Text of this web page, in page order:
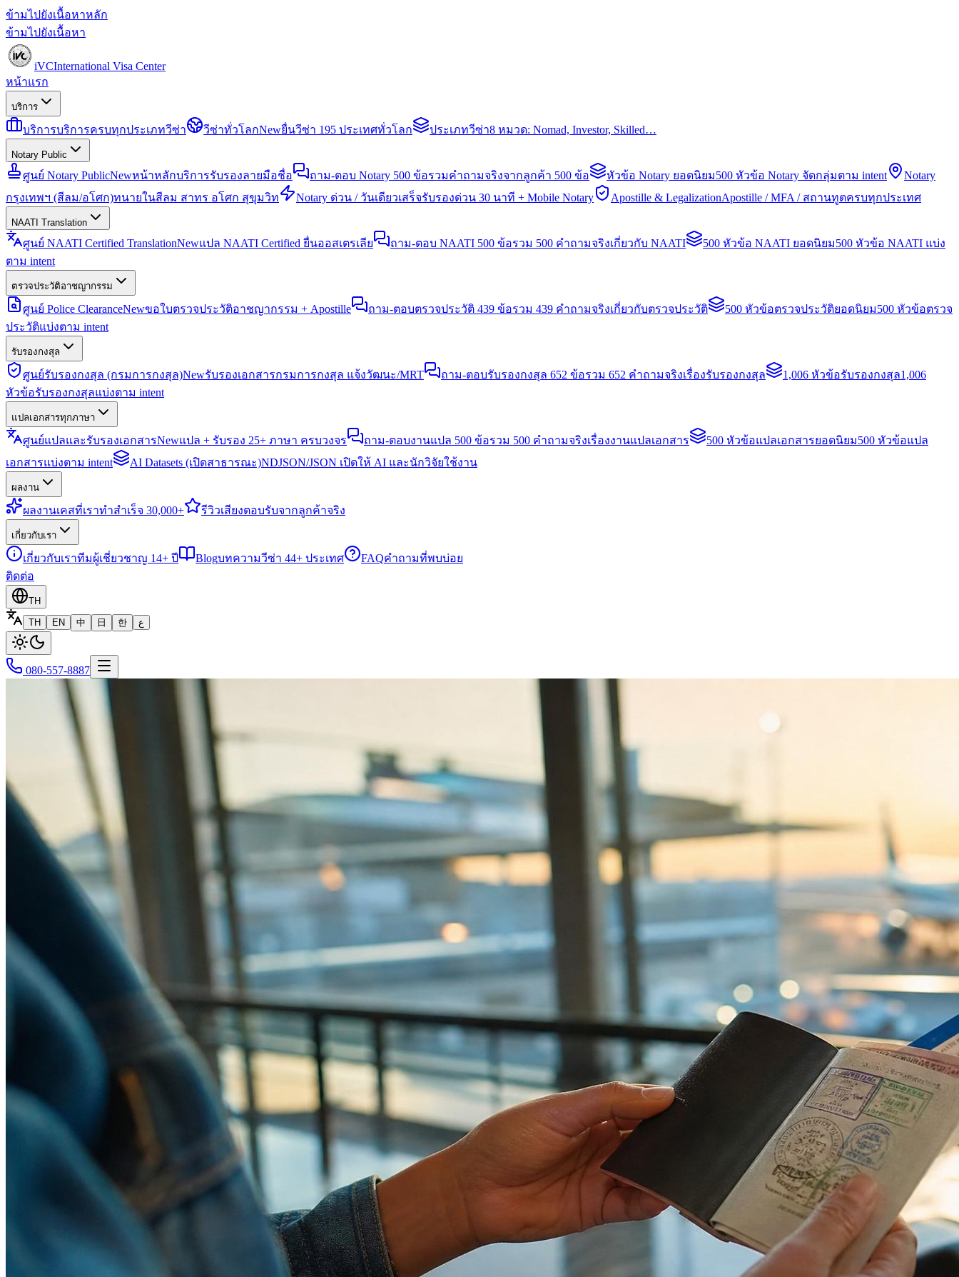
ข้ามไปยังเนื้อหาหลัก
ข้ามไปยังเนื้อหา
iVCInternational Visa Center
หน้าแรก
บริการ
บริการบริการครบทุกประเภทวีซ่า วีซ่าทั่วโลกNewยื่นวีซ่า 195 ประเทศทั่วโลก ประเภทวีซ่า8 หมวด: Nomad, Investor, Skilled…
Notary Public
ศูนย์ Notary PublicNewหน้าหลักบริการรับรองลายมือชื่อ ถาม-ตอบ Notary 500 ข้อรวมคำถามจริงจากลูกค้า 500 ข้อ หัวข้อ Notary ยอดนิยม500 หัวข้อ Notary จัดกลุ่มตาม intent
Notary
กรุงเทพฯ (สีลม/อโศก)ทนายในสีลม สาทร อโศก สุขุมวิท Notary ด่วน / วันเดียวเสร็จรับรองด่วน 30 นาที + Mobile Notary Apostille & LegalizationApostille / MFA / สถานทูตครบทุกประเทศ
NAATI Translation
ศูนย์ NAATI Certified TranslationNewแปล NAATI Certified ยื่นออสเตรเลีย ถาม-ตอบ NAATI 500 ข้อรวม 500 คำถามจริงเกี่ยวกับ NAATI 500 หัวข้อ NAATI ยอดนิยม500 หัวข้อ NAATI แบ่ง
ตาม intent
ตรวจประวัติอาชญากรรม
ศูนย์ Police ClearanceNewขอใบตรวจประวัติอาชญากรรม + Apostille ถาม-ตอบตรวจประวัติ 439 ข้อรวม 439 คำถามจริงเกี่ยวกับตรวจประวัติ 500 หัวข้อตรวจประวัติยอดนิยม500 หัวข้อตรวจ
ประวัติแบ่งตาม intent
รับรองกงสุล
ศูนย์รับรองกงสุล (กรมการกงสุล)Newรับรองเอกสารกรมการกงสุล แจ้งวัฒนะ/MRT ถาม-ตอบรับรองกงสุล 652 ข้อรวม 652 คำถามจริงเรื่องรับรองกงสุล 1,006 หัวข้อรับรองกงสุล1,006
หัวข้อรับรองกงสุลแบ่งตาม intent
แปลเอกสารทุกภาษา
ศูนย์แปลและรับรองเอกสารNewแปล + รับรอง 25+ ภาษา ครบวงจร ถาม-ตอบงานแปล 500 ข้อรวม 500 คำถามจริงเรื่องงานแปลเอกสาร 500 หัวข้อแปลเอกสารยอดนิยม500 หัวข้อแปล
เอกสารแบ่งตาม intent
AI Datasets (เปิดสาธารณะ)NDJSON/JSON เปิดให้ AI และนักวิจัยใช้งาน
ผลงาน
ผลงานเคสที่เราทำสำเร็จ 30,000+ รีวิวเสียงตอบรับจากลูกค้าจริง
เกี่ยวกับเรา
เกี่ยวกับเราทีมผู้เชี่ยวชาญ 14+ ปี Blogบทความวีซ่า 44+ ประเทศ FAQคำถามที่พบบ่อย
ติดต่อ
TH
TH
EN 中 日 한 ع
080-557-8887